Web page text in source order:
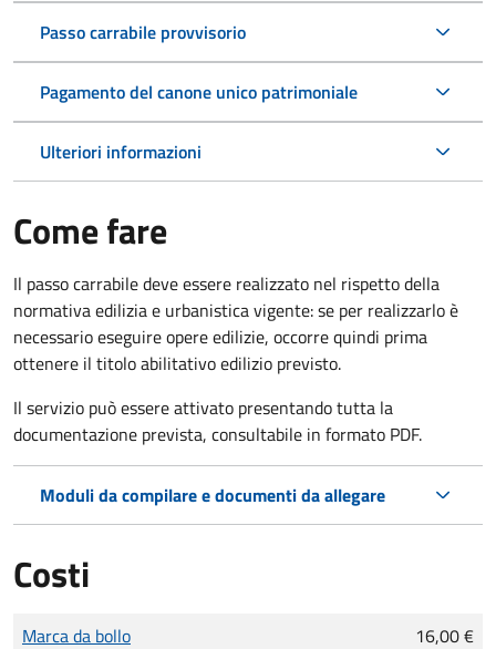
Passo carrabile provvisorio
Pagamento del canone unico patrimoniale
Ulteriori informazioni
Come fare
Il passo carrabile deve essere realizzato nel rispetto della
normativa edilizia e urbanistica vigente: se per realizzarlo è
necessario eseguire opere edilizie, occorre quindi prima
ottenere il titolo abilitativo edilizio previsto.
Il servizio può essere attivato presentando tutta la
documentazione prevista, consultabile in formato PDF.
Moduli da compilare e documenti da allegare
Costi
Tipo di pagamento
Importo
Marca da bollo 16,00 €